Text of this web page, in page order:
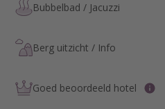
Bubbelbad / Jacuzzi
Berg uitzicht / Info
Goed beoordeeld hotel